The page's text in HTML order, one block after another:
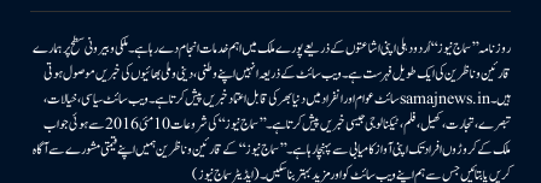
روزنامہ ’’سماج نیوز‘‘ اُردو دہلی اپنی اشاعتوں کے ذریعے پورے ملک میں اہم خدمات انجام دے رہا ہے۔ ملکی وبیرونی سطح پر ہمارے
قارئین وناظرین کی ایک طویل فہرست ہے۔ ویب سائٹ کے ذریعہ انہیں اپنے وطنی، دینی وملی بھائیوں کی خبریں موصول ہوتی
ہیں۔samajnews.inسائٹ عوام اور انفراد میں دنیا بھر کی قابل اعتماد خبریں پیش کرتا ہے۔ ویب سائٹ سیاسی، خیالات،
تبصرے، تجارت، کھیل، فلم، ٹیکنالوجی جیسی خبریں پیش کرتا ہے۔ ’’سماج نیوز‘‘ کی شروعات 10مئی 2016 سے ہوئی جو اب
ملک کے کروڑوں افراد تک اپنی آواز کامیابی سے پہنچا رہا ہے۔ ’’سماج نیوز‘‘ کے قارئین وناظرین ہمیں اپنے قیمتی مشورے سے آگاہ
کریں یا بتائیں جس سے ہم اپنے ویب سائٹ کو اور مزید بہتر بناسکیں۔ (ایڈیٹر سماج نیوز)